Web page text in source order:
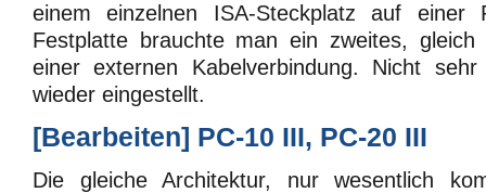
einem einzelnen ISA-Steckplatz auf einer
Festplatte brauchte man ein zweites,
einer externen Kabelverbindung. Nicht
wieder eingestellt.
[Bearbeiten] PC-10 III, PC-20 III
Die gleiche Architektur, nur wesentlich